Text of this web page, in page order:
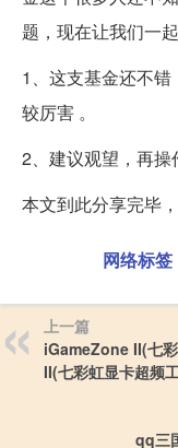
题，现在让我们一
1、这支基金还不
较厉害 。
2、建议观望，再操
本文到此分享完毕
网络标签
上一篇
iGameZone II(七
II(七彩虹显卡超频
qq三